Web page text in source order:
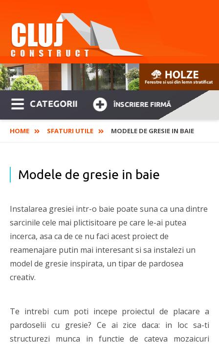
CATEGORII ÎNSCRIERE FIRMĂ
HOME SFATURI UTILE MODELE DE GRESIE IN BAIE
Modele de gresie in baie
Instalarea gresiei intr-o baie poate suna ca una dintre
sarcinile cele mai plictisitoare pe care le-ai putea
incerca, asa ca de ce nu faci acest proiect de
reamenajare putin mai interesant si sa instalezi un
model de gresie inspirata, un tipar de pardosea
creativ.
Te intrebi cum poti incepe proiectul de placare a
pardoselii cu gresie? Ce ai zice daca: in loc sa-ti
structurezi munca in functie de cateva mozaicuri